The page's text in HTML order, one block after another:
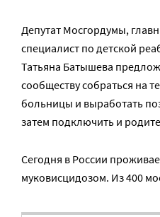
Депутат Мосгордумы,
специалист по детской
Татьяна Батышева
сообществу собраться на
больницы и выработать
затем подключить и
Сегодня в России
муковисцидозом. Из 400